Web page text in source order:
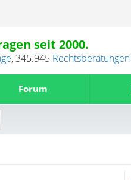
seit 2000.
,345.945 Rechtsberatungen
Forum